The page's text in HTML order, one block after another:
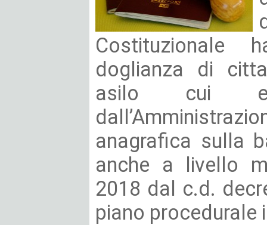
Costituzionale
doglianza di
asilo cui
anagrafica sulla
anche a livello
2018 dal c.d.
piano procedurale